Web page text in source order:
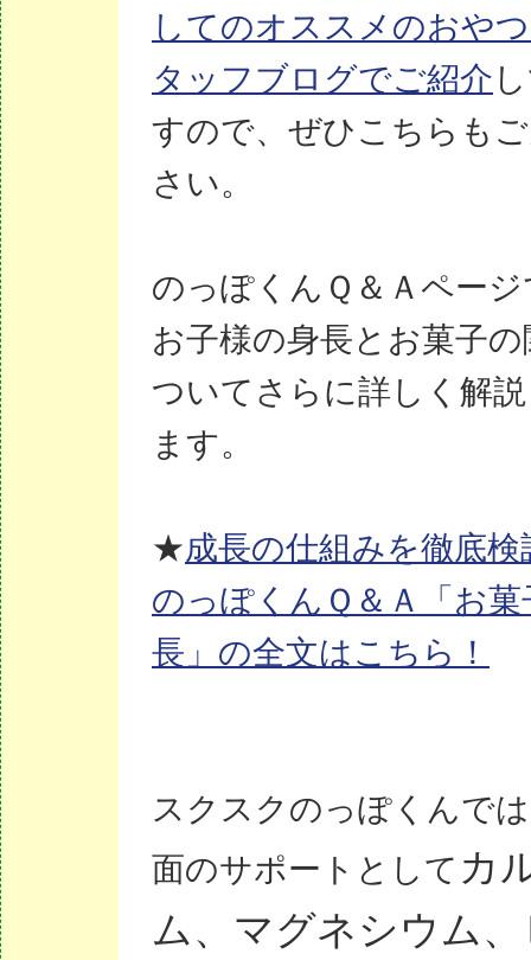
してのオススメのおや
タッフブログでご紹介
すので、ぜひこちらも
さい。
のっぽくんＱ＆Ａペー
お子様の身長とお菓子
ついてさらに詳しく解説
ます。
★成長の仕組みを徹底検
のっぽくんＱ＆Ａ「お菓
長」の全文はこちら！
スクスクのっぽくんで
面のサポートとして カ
ム、マグネシウム